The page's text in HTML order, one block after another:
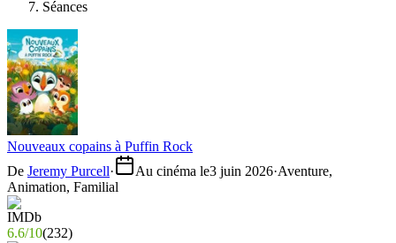
Séances
Nouveaux copains à Puffin Rock
De Jeremy Purcell· Au cinéma le3 juin 2026·Aventure,
Animation, Familial
6.6/10(232)